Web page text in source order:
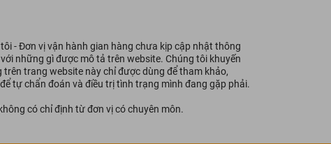
- Đơn vị vận hành gian hàng chưa kịp cập nhật thông
những gì được mô tả trên website. Chúng tôi khuyến
trang website này chỉ được dùng để tham khảo,
tự chẩn đoán và điều trị tình trạng mình đang gặp phải.
có chỉ định từ đơn vị có chuyên môn.